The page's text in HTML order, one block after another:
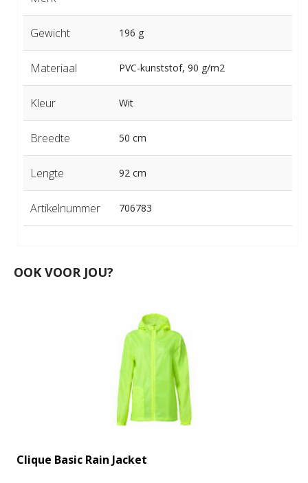
Gewicht 196 g
Materiaal PVC-kunststof, 90 g/m2
Kleur Wit
Breedte 50 cm
Lengte 92 cm
Artikelnummer 706783
OOK VOOR JOU?
Clique Basic Rain Jacket